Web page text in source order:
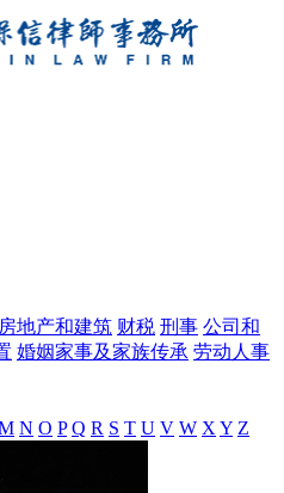
房地产和建筑 财税 刑事 公司和
婚姻家事及家族传承 劳动人事
N O P Q R S T U V W X Y Z